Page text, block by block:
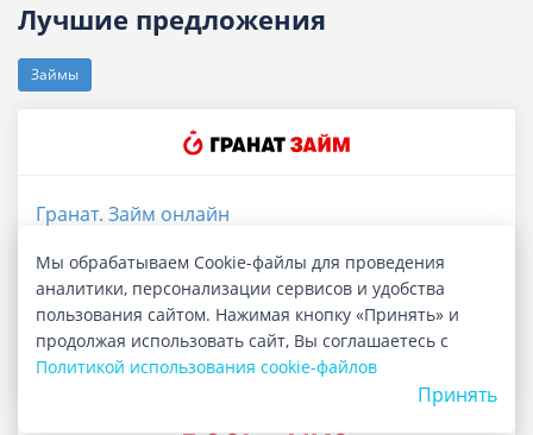
Лучшие предложения
Займы
Гранат. Займ онлайн
Сумма
до 100 000
Срок
1 - 365 дн.
Подать заявку
Мы обрабатываем Cookie-файлы для проведения
аналитики, персонализации сервисов и удобства
пользования сайтом. Нажимая кнопку «Принять» и
продолжая использовать сайт, Вы соглашаетесь с
Политикой использования cookie-файлов
Принять